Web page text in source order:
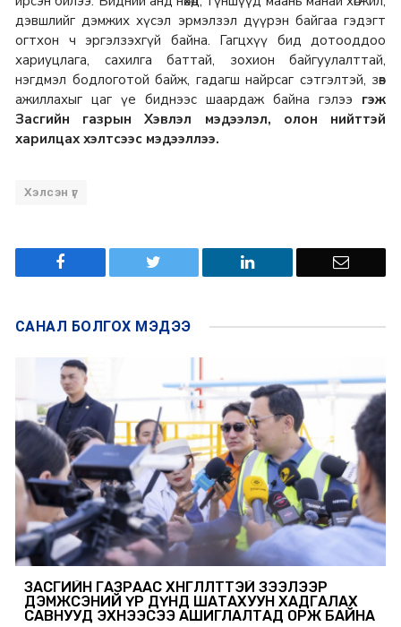
дэвшлийг дэмжих хүсэл эрмэлзэл дүүрэн байгаа гэдэгт
огтхон ч эргэлзэхгүй байна. Гагцхүү бид дотооддоо
хариуцлага, сахилга баттай, зохион байгуулалттай,
нэгдмэл бодлоготой байж, гадагш найрсаг сэтгэлтэй, зөв
ажиллахыг цаг үе биднээс шаардаж байна гэлээ гэж
Засгийн газрын Хэвлэл мэдээлэл, олон нийттэй
харилцах хэлтсээс мэдээллээ.
Хэлсэн үг
САНАЛ БОЛГОХ МЭДЭЭ
ЗАСГИЙН ГАЗРААС ХӨНГӨЛӨЛТТЭЙ ЗЭЭЛЭЭР
ДЭМЖСЭНИЙ ҮР ДҮНД ШАТАХУУН ХАДГАЛАХ
САВНУУД ЭХНЭЭСЭЭ АШИГЛАЛТАД ОРЖ БАЙНА